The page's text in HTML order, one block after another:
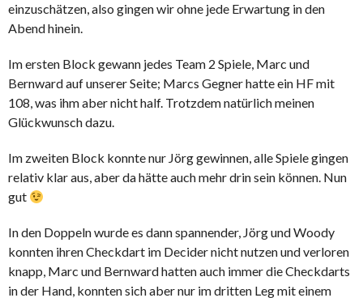
einzuschätzen, also gingen wir ohne jede Erwartung in den
Abend hinein.
Im ersten Block gewann jedes Team 2 Spiele, Marc und
Bernward auf unserer Seite; Marcs Gegner hatte ein HF mit
108, was ihm aber nicht half. Trotzdem natürlich meinen
Glückwunsch dazu.
Im zweiten Block konnte nur Jörg gewinnen, alle Spiele gingen
relativ klar aus, aber da hätte auch mehr drin sein können. Nun
gut
In den Doppeln wurde es dann spannender, Jörg und Woody
konnten ihren Checkdart im Decider nicht nutzen und verloren
knapp, Marc und Bernward hatten auch immer die Checkdarts
in der Hand, konnten sich aber nur im dritten Leg mit einem